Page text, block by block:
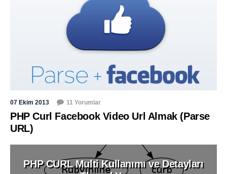
07 Ekim 2013 11 Yorumlar
PHP Curl Facebook Video Url Almak (Parse
URL)
PHP CURL Multi Kullanımı ve Detayları